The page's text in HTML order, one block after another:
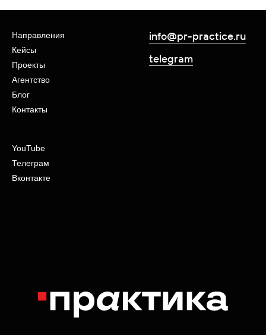
Направления
Кейсы
Проекты
Агентство
Блог
Контакты
info@pr-practice.ru
telegram
YouTube
Телеграм
Вконтакте